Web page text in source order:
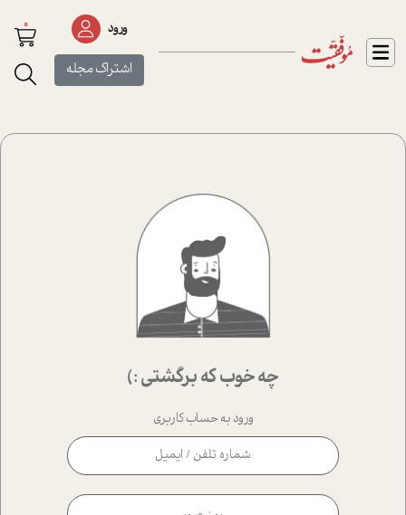
ورود
اشتراک مجله
0
چه خوب که برگشتی :)
ورود به حساب کاربری